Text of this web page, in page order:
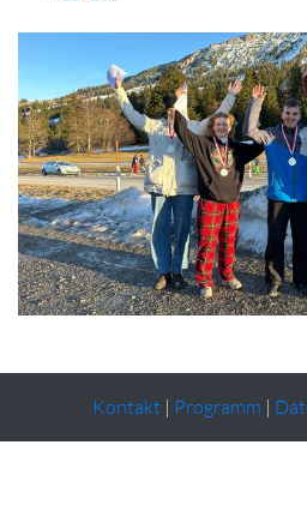
Kontakt | Programm |